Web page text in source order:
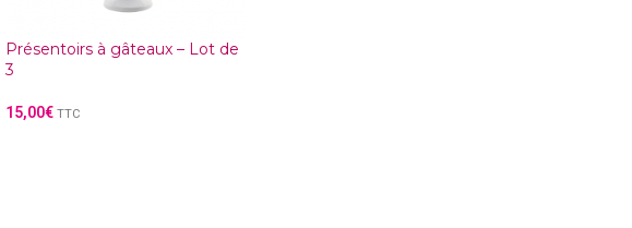
Présentoirs à gâteaux – Lot de
3
15,00€ TTC